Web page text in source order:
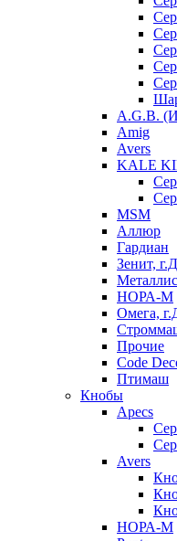
A.G.B.
Amig
Avers
KALE
MSM
Аллюр
Гардиан
Зенит,
НОРА-М
Омега,
Прочие
Code
Птимаш
Кнобы
Apecs
Avers
НОРА-М